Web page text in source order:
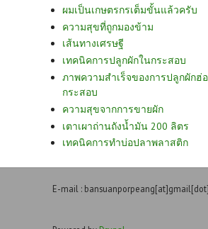
ผมเป็นเกษตรกรเต็มขั้นแล้วครับ
ความสุขที่ถูกมองข้าม
เส้นทางเศรษฐี
เทคนิคการปลูกผักในกระสอบ
ภาพความสำเร็จของการปลูกผักฮ่
กระสอบ
ความสุขจากการขายผัก
เตาเผาถ่านถังน้ำมัน 200 ลิตร
เทคนิคการทำบ่อปลาพลาสติก
E-mail :